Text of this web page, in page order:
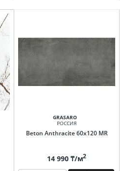
GRASARO
РОССИЯ
Beton Anthracite 60х120 MR
14 990 ₸/м2